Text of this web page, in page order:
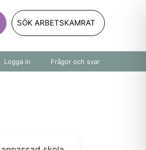
SÖK ARBETSKAMRAT
Logga in Frågor och svar